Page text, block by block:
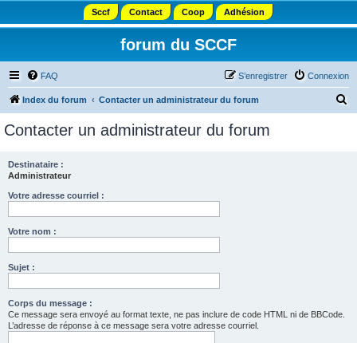
Sccf Contact Coop Adhésion
forum du SCCF
FAQ Connexion
S’enregistrer
Index du forum Contacter un administrateur du forum
Contacter un administrateur du forum
Destinataire :
Administrateur
Votre adresse courriel :
Votre nom :
Sujet :
Corps du message :
Ce message sera envoyé au format texte, ne pas inclure de code HTML ni de BBCode.
L’adresse de réponse à ce message sera votre adresse courriel.